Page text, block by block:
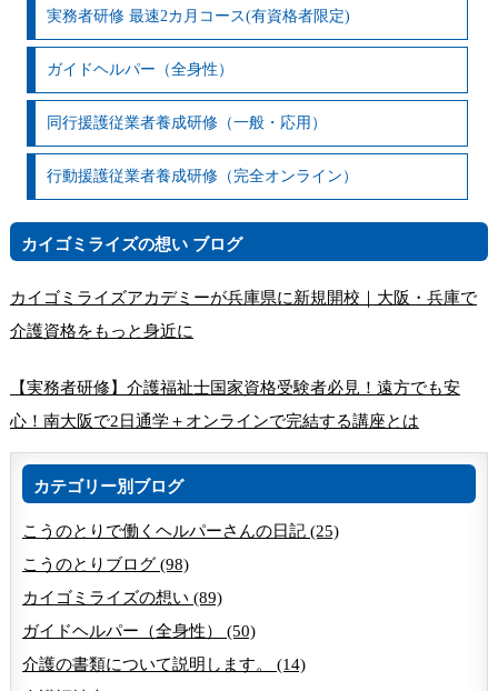
実務者研修 最速2カ月コース(有資格者限定)
ガイドヘルパー（全身性）
同行援護従業者養成研修（一般・応用）
行動援護従業者養成研修（完全オンライン）
カイゴミライズの想い ブログ
カイゴミライズアカデミーが兵庫県に新規開校｜大阪・兵庫で
介護資格をもっと身近に
【実務者研修】介護福祉士国家資格受験者必見！遠方でも安
心！南大阪で2日通学＋オンラインで完結する講座とは
カテゴリー別ブログ
こうのとりで働くヘルパーさんの日記 (25)
こうのとりブログ (98)
カイゴミライズの想い (89)
ガイドヘルパー（全身性） (50)
介護の書類について説明します。 (14)